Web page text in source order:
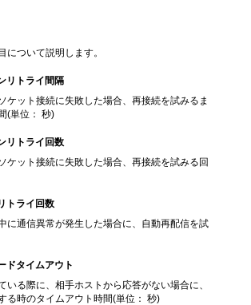
について説明します。
リトライ間隔
ケット接続に失敗した場合、再接続を試みるま
(単位： 秒)
リトライ回数
ケット接続に失敗した場合、再接続を試みる回
トライ回数
に通信異常が発生した場合に、自動再配信を試
ドタイムアウト
いる際に、相手ホストから応答がない場合に、
る時のタイムアウト時間(単位： 秒)